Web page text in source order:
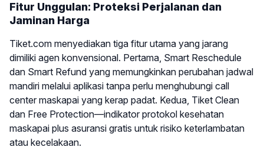
Fitur Unggulan: Proteksi Perjalanan dan
Jaminan Harga
Tiket.com menyediakan tiga fitur utama yang jarang
dimiliki agen konvensional. Pertama, Smart Reschedule
dan Smart Refund yang memungkinkan perubahan jadwal
mandiri melalui aplikasi tanpa perlu menghubungi call
center maskapai yang kerap padat. Kedua, Tiket Clean
dan Free Protection—indikator protokol kesehatan
maskapai plus asuransi gratis untuk risiko keterlambatan
atau kecelakaan.